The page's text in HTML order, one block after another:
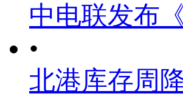
中电联发布
•
北港库存周